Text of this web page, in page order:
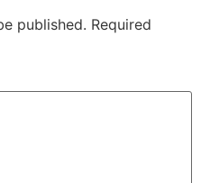
published. Required